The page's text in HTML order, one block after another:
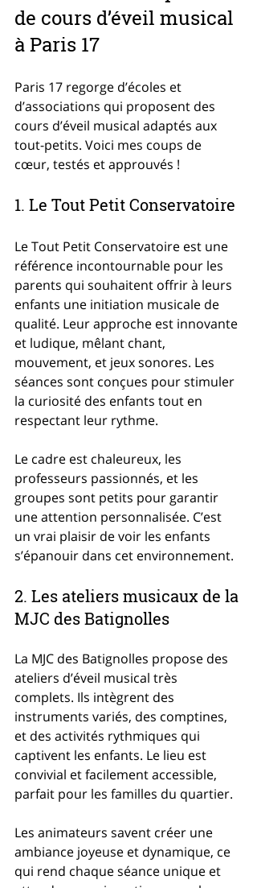
de cours d’éveil musical
à Paris 17
Paris 17 regorge d’écoles et
d’associations qui proposent des
cours d’éveil musical adaptés aux
tout-petits. Voici mes coups de
cœur, testés et approuvés !
1. Le Tout Petit Conservatoire
Le Tout Petit Conservatoire est une
référence incontournable pour les
parents qui souhaitent offrir à leurs
enfants une initiation musicale de
qualité. Leur approche est innovante
et ludique, mêlant chant,
mouvement, et jeux sonores. Les
séances sont conçues pour stimuler
la curiosité des enfants tout en
respectant leur rythme.
Le cadre est chaleureux, les
professeurs passionnés, et les
groupes sont petits pour garantir
une attention personnalisée. C’est
un vrai plaisir de voir les enfants
s’épanouir dans cet environnement.
2. Les ateliers musicaux de la
MJC des Batignolles
La MJC des Batignolles propose des
ateliers d’éveil musical très
complets. Ils intègrent des
instruments variés, des comptines,
et des activités rythmiques qui
captivent les enfants. Le lieu est
convivial et facilement accessible,
parfait pour les familles du quartier.
Les animateurs savent créer une
ambiance joyeuse et dynamique, ce
qui rend chaque séance unique et